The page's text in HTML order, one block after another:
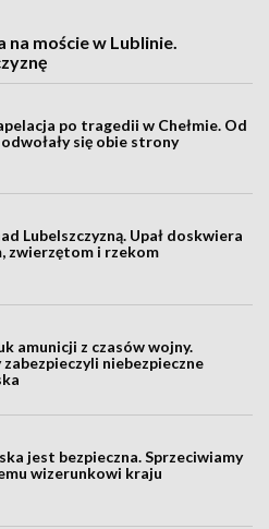
moście w Lublinie.
po tragedii w Chełmie. Od
się obie strony
Lubelszczyzną. Upał doskwiera
zwierzętom i rzekom
amunicji z czasów wojny.
zabezpieczyli niebezpieczne
jest bezpieczna. Sprzeciwiamy
wizerunkowi kraju